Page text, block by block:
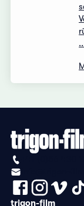
trigon-film